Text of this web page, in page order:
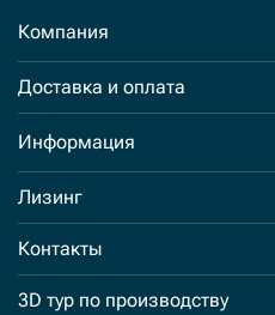
Компания
Доставка и оплата
Информация
Лизинг
Контакты
3D тур по производству